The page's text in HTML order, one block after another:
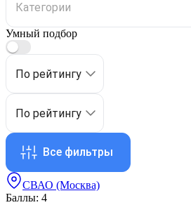
Умный подбор
По рейтингу
По рейтингу
Все фильтры
СВАО (Москва)
Баллы: 4